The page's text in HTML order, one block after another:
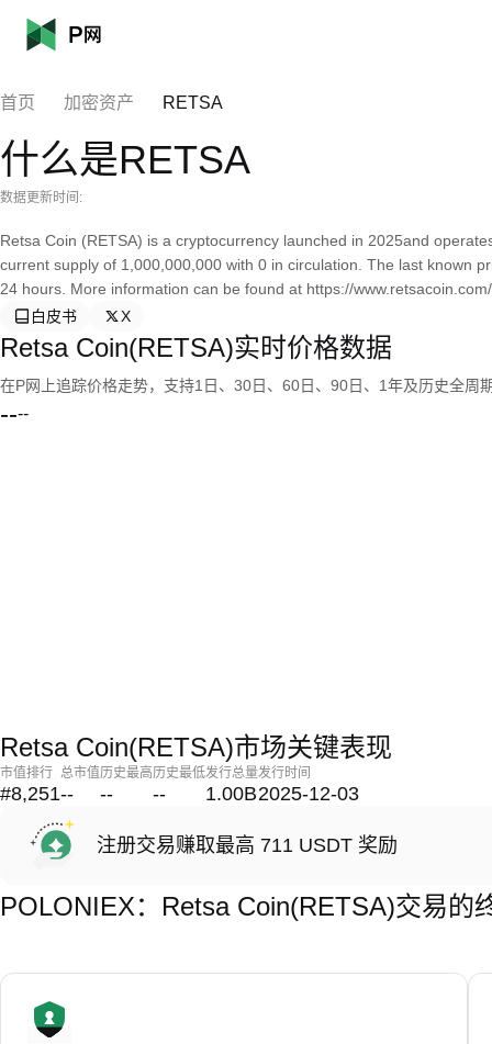
首页 加密资产 RETSA
什么是RETSA
数据更新时间:
Retsa Coin (RETSA) is a cryptocurrency launched in 2025and
current supply of 1,000,000,000 with 0 in circulation. The last known
24 hours. More information can be found at https://
白皮书
X
Retsa Coin(RETSA)实时价格数据
在P网上追踪价格走势，支持1日、30日、60日、90日、1年及历史全周
----
Retsa Coin(RETSA)市场关键表现
市值排行
#8,251
总市值
--
历史最高
--
历史最低
--
发行总量
1.00B
发行时间
2025-12-03
注册交易赚取最高 711 USDT 奖励
POLONIEX：Retsa Coin(RETSA)交易的